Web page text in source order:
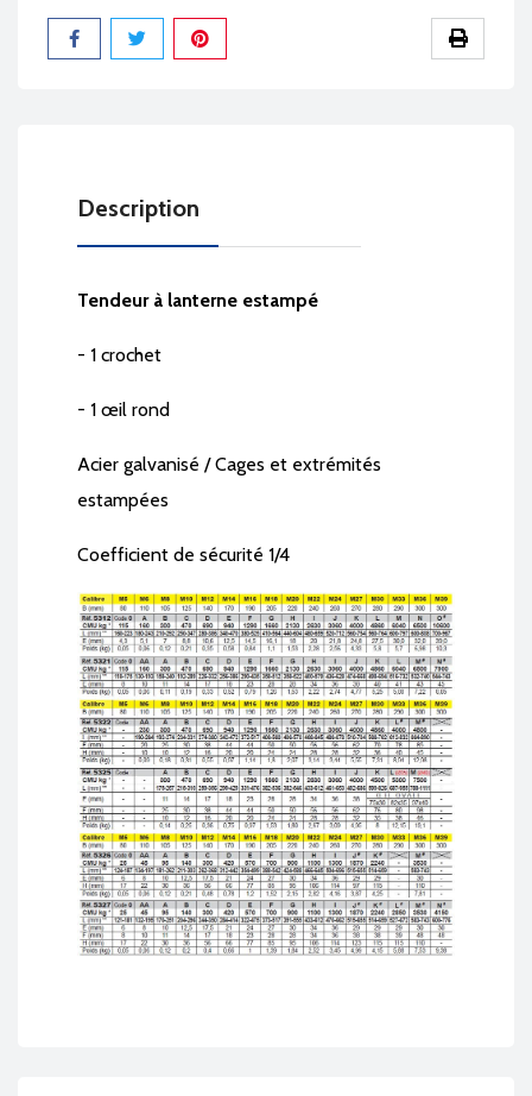
Partager
Description
Tendeur à lanterne estampé
- 1 crochet
- 1 œil rond
Acier galvanisé / Cages et extrémités
estampées
Coefficient de sécurité 1/4